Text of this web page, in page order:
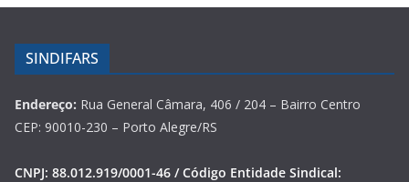
SINDIFARS
Endereço: Rua General Câmara, 406 / 204 – Bairro Centro
CEP: 90010-230 – Porto Alegre/RS
CNPJ: 88.012.919/0001-46 / Código Entidade Sindical: